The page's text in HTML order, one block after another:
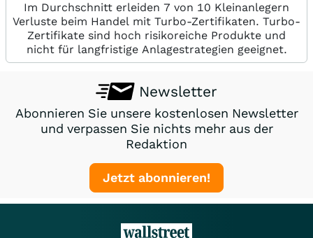
Im Durchschnitt erleiden 7 von 10 Kleinanlegern
Verluste beim Handel mit Turbo-Zertifikaten. Turbo-
Zertifikate sind hoch risikoreiche Produkte und
nicht für langfristige Anlagestrategien geeignet.
Newsletter
Abonnieren Sie unsere kostenlosen Newsletter
und verpassen Sie nichts mehr aus der
Redaktion
Jetzt abonnieren!